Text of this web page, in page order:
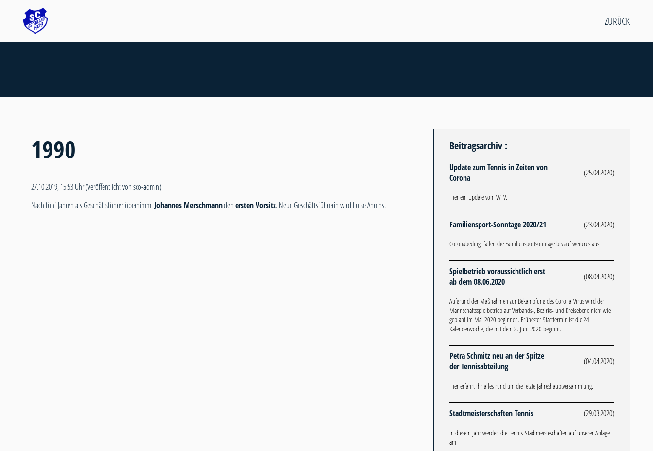
ZURÜCK
1990
27.10.2019, 15:53 Uhr(Veröffentlicht von sco-admin)
Nach fünf Jahren als Geschäftsführer übernimmtJohannes Merschmanndenersten Vorsitz. Neue Geschäftsführerin wird Luise Ahrens.
Beitragsarchiv :
Update zum Tennis in Zeiten von
Corona
(25.04.2020)
Hier ein Update vom WTV.
Familiensport-Sonntage 2020/21 (23.04.2020)
Coronabedingt fallen die Familiensportsonntage bis auf weiteres aus.
Spielbetrieb voraussichtlich erst
ab dem 08.06.2020
(08.04.2020)
Aufgrund der Maßnahmen zur Bekämpfung des Corona-Virus wird der
Mannschaftsspielbetrieb auf Verbands-, Bezirks- und Kreisebene nicht wie
geplant im Mai 2020 beginnen. Frühester Starttermin ist die 24.
Kalenderwoche, die mit dem 8. Juni 2020 beginnt.
Petra Schmitz neu an der Spitze
der Tennisabteilung
(04.04.2020)
Hier erfahrt ihr alles rund um die letzte Jahreshauptversammlung.
Stadtmeisterschaften Tennis (29.03.2020)
In diesem Jahr werden die Tennis-Stadtmeisteschaften auf unserer Anlage
am